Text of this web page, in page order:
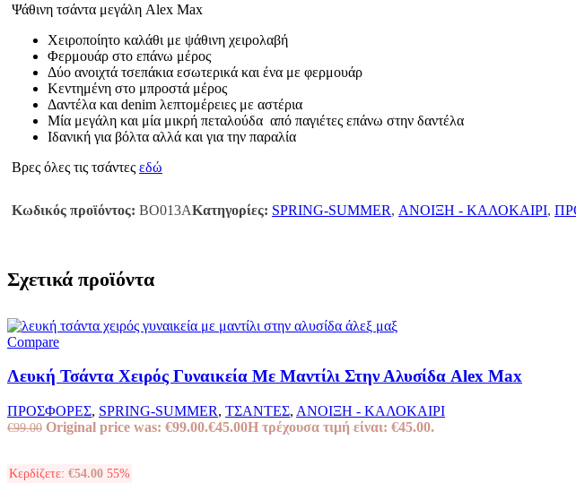
Ψάθινη τσάντα μεγάλη Alex Max
Χειροποίητο καλάθι με ψάθινη χειρολαβή
Φερμουάρ στο επάνω μέρος
Δύο ανοιχτά τσεπάκια εσωτερικά και ένα με φερμουάρ
Κεντημένη στο μπροστά μέρος
Δαντέλα και denim λεπτομέρειες με αστέρια
Μία μεγάλη και μία μικρή πεταλούδα από παγιέτες επάνω στην δαντέλα
Ιδανική για βόλτα αλλά και για την παραλία
Βρες όλες τις τσάντες εδώ
Κωδικός προϊόντος: BO013AΚατηγορίες: SPRING-SUMMER, ΑΝΟΙΞΗ - ΚΑΛΟΚΑΙΡΙ,
Σχετικά προϊόντα
Compare
Λευκή Τσάντα Χειρός Γυναικεία Με Μαντίλι Στην Αλυσίδα Alex Max
ΠΡΟΣΦΟΡΕΣ, SPRING-SUMMER, ΤΣΑΝΤΕΣ, ΑΝΟΙΞΗ - ΚΑΛΟΚΑΙΡΙ
€99.00 Original price was: €99.00.€45.00Η τρέχουσα τιμή είναι: €45.00.
Κερδίζετε: €54.00 55%